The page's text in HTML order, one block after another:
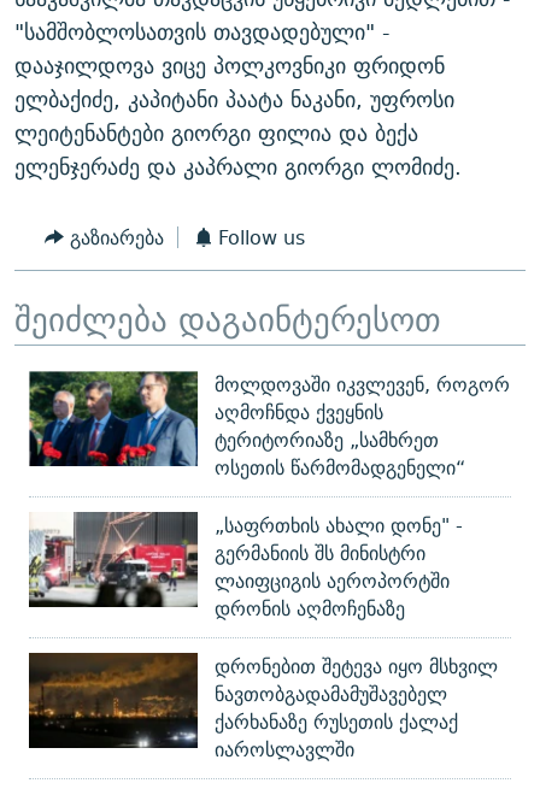
"სამშობლოსათვის თავდადებული" -
დააჯილდოვა ვიცე პოლკოვნიკი ფრიდონ
ელბაქიძე, კაპიტანი პაატა ნაკანი, უფროსი
ლეიტენანტები გიორგი ფილია და ბექა
ელენჯერაძე და კაპრალი გიორგი ლომიძე.
გაზიარება Follow us
შეიძლება დაგაინტერესოთ
მოლდოვაში იკვლევენ, როგორ
აღმოჩნდა ქვეყნის
ტერიტორიაზე „სამხრეთ
ოსეთის წარმომადგენელი“
„საფრთხის ახალი დონე" -
გერმანიის შს მინისტრი
ლაიფციგის აეროპორტში
დრონის აღმოჩენაზე
დრონებით შეტევა იყო მსხვილ
ნავთობგადამამუშავებელ
ქარხანაზე რუსეთის ქალაქ
იაროსლავლში